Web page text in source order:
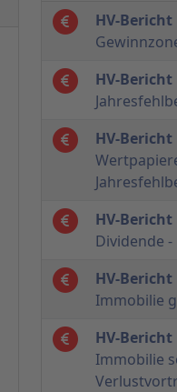
HV-Bericht
HV-Bericht
HV-Bericht
HV-Bericht
Dividende
HV-Bericht
Immobilie
HV-Bericht
Immobilie